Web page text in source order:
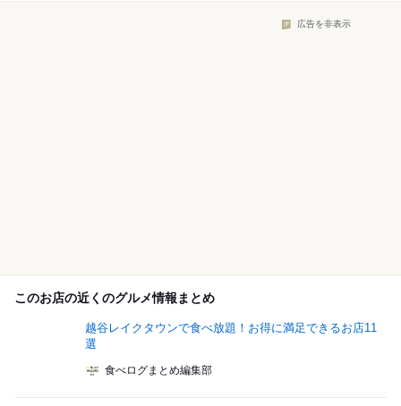
広告を非表示
このお店の近くのグルメ情報まとめ
越谷レイクタウンで食べ放題！お得に満足できるお店11
選
食べログまとめ編集部